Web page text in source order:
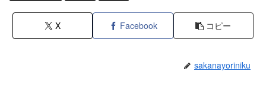
X Facebook コピー
sakanayoriniku